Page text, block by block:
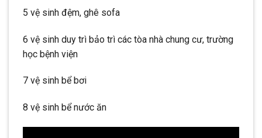
5 vệ sinh đệm, ghê sofa
6 vệ sinh duy trì bảo trì các tòa nhà chung cư, trường
học bệnh viện
7 vệ sinh bể bơi
8 vệ sinh bể nước ăn